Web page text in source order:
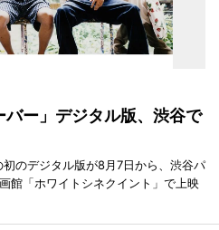
バー」デジタル版、渋谷で
のデジタル版が8月7日から、渋谷パ
館「ホワイトシネクイント」で上映